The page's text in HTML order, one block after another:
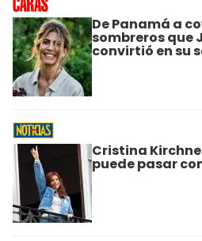
De Panamá a
sombreros que
convirtió en su
Cristina
puede pasar